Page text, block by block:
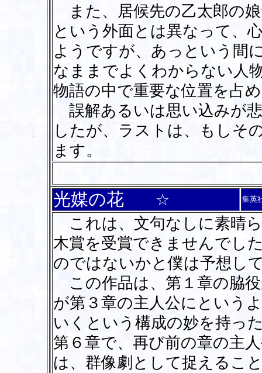
また、居候先の乙太郎の
という外面とは異なって、
ようですが、あっという間
なままでよくわからない人
物語の中で重要な位置を占
誤解あるいは思い込みが
したが、ラストは、もしそ
ます。
光媒の花 ☆ 集英
これは、文句なしに素晴
木賞を受賞できませんでし
のではないかと僕は予想し
この作品は、第１章の脇
が第３章の主人公にという
いくという構成の妙を持っ
第６章で、再び前の章の主
は、群像劇として捉えるこ